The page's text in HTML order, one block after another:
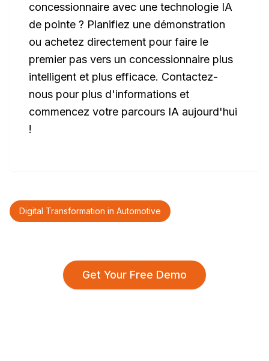
concessionnaire avec une technologie IA
de pointe ? Planifiez une démonstration
ou achetez directement pour faire le
premier pas vers un concessionnaire plus
intelligent et plus efficace. Contactez-
nous pour plus d'informations et
commencez votre parcours IA aujourd'hui
!
Digital Transformation in Automotive
Get Your Free Demo